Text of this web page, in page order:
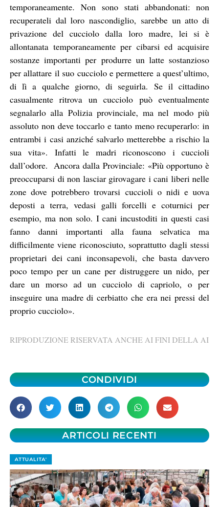
temporaneamente. Non sono stati abbandonati: non
recuperateli dal loro nascondiglio, sarebbe un atto di
privazione del cucciolo dalla loro madre, lei si è
allontanata temporaneamente per cibarsi ed acquisire
sostanze importanti per produrre un latte sostanzioso
per allattare il suo cucciolo e permettere a quest’ultimo,
di lì a qualche giorno, di seguirla. Se il cittadino
casualmente ritrova un cucciolo può eventualmente
segnalarlo alla Polizia provinciale, ma nel modo più
assoluto non deve toccarlo e tanto meno recuperarlo: in
entrambi i casi anziché salvarlo metterebbe a rischio la
sua vita». Infatti le madri riconoscono i cuccioli
dall’odore. Ancora dalla Provinciale: «Più opportuno è
preoccuparsi di non lasciar girovagare i cani liberi nelle
zone dove potrebbero trovarsi cuccioli o nidi e uova
deposti a terra, vedasi galli forcelli e coturnici per
esempio, ma non solo. I cani incustoditi in questi casi
fanno danni importanti alla fauna selvatica ma
difficilmente viene riconosciuto, soprattutto dagli stessi
proprietari dei cani inconsapevoli, che basta davvero
poco tempo per un cane per distruggere un nido, per
dare un morso ad un cucciolo di capriolo, o per
inseguire una madre di cerbiatto che era nei pressi del
proprio cucciolo».
RIPRODUZIONE RISERVATA ANCHE AI FINI DELLA AI
CONDIVIDI
ARTICOLI RECENTI
ATTUALITA'